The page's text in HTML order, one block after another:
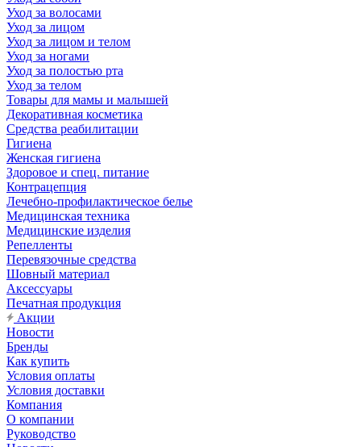
Уход за волосами
Уход за лицом
Уход за лицом и телом
Уход за ногами
Уход за полостью рта
Уход за телом
Товары для мамы и малышей
Декоративная косметика
Средства реабилитации
Гигиена
Женская гигиена
Здоровое и спец. питание
Контрацепция
Лечебно-профилактическое белье
Медицинская техника
Медицинские изделия
Репелленты
Перевязочные средства
Шовный материал
Аксессуары
Печатная продукция
Акции
Новости
Бренды
Как купить
Условия оплаты
Условия доставки
Компания
О компании
Руководство